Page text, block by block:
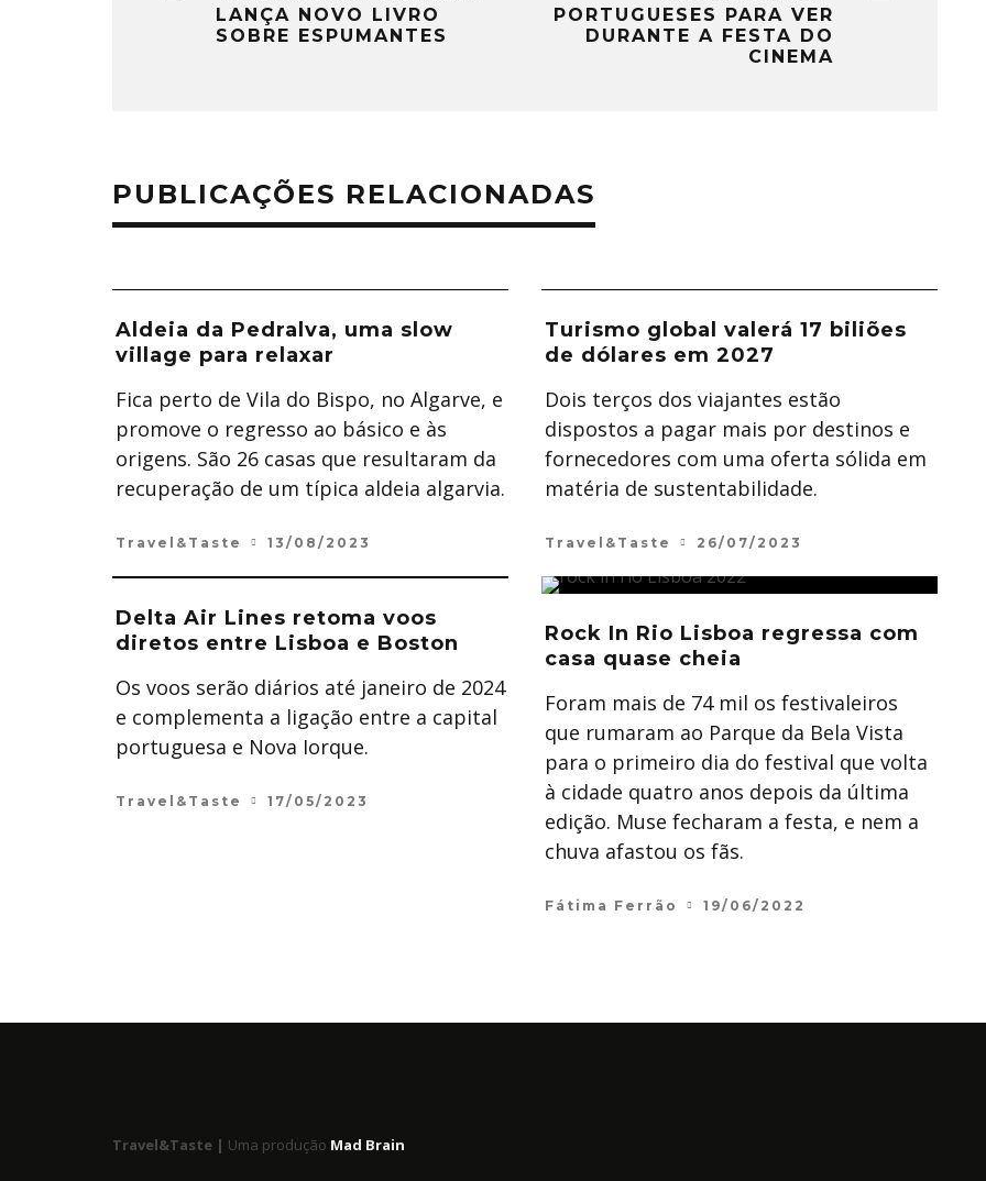
LANÇA NOVO LIVRO
SOBRE ESPUMANTES
PORTUGUESES PARA VER
DURANTE A FESTA DO
CINEMA
PUBLICAÇÕES RELACIONADAS
Aldeia da Pedralva, uma slow
village para relaxar
Fica perto de Vila do Bispo, no Algarve, e
promove o regresso ao básico e às
origens. São 26 casas que resultaram da
recuperação de um típica aldeia algarvia.
Travel&Taste 13/08/2023
Turismo global valerá 17 biliões
de dólares em 2027
Dois terços dos viajantes estão
dispostos a pagar mais por destinos e
fornecedores com uma oferta sólida em
matéria de sustentabilidade.
Travel&Taste 26/07/2023
Delta Air Lines retoma voos
diretos entre Lisboa e Boston
Os voos serão diários até janeiro de 2024
e complementa a ligação entre a capital
portuguesa e Nova Iorque.
Travel&Taste 17/05/2023
Rock In Rio Lisboa regressa com
casa quase cheia
Foram mais de 74 mil os festivaleiros
que rumaram ao Parque da Bela Vista
para o primeiro dia do festival que volta
à cidade quatro anos depois da última
edição. Muse fecharam a festa, e nem a
chuva afastou os fãs.
Fátima Ferrão 19/06/2022
Travel&Taste | Uma produção Mad Brain